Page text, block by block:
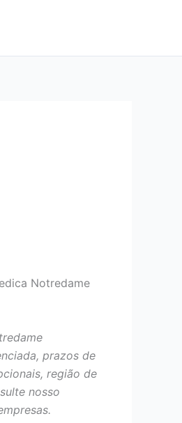
Notredame
prazos de
região de
nosso